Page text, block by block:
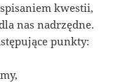
kwestii,
nas nadrzędne.
punkty: